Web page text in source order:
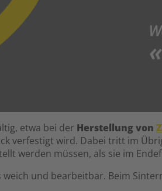
etwa bei der Herstellung von
verfestigt wird. Dabei tritt im
werden müssen, als sie im
und bearbeitbar. Beim